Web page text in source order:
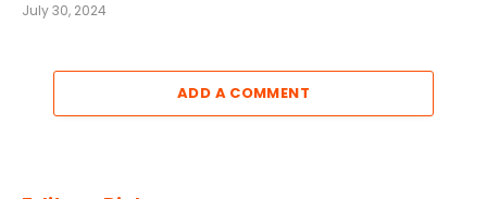
July 30, 2024
ADD A COMMENT